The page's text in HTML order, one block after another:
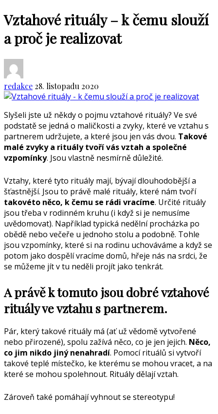
Vztahové rituály – k čemu slouží
a proč je realizovat
redakce 28. listopadu 2020
Slyšeli jste už někdy o pojmu vztahové rituály? Ve své
podstatě se jedná o maličkosti a zvyky, které ve vztahu s
partnerem udržujete, a které jsou jen vás dvou. Takové
malé zvyky a rituály tvoří vás vztah a společné
vzpomínky. Jsou vlastně nesmírně důležité.
Vztahy, které tyto rituály mají, bývají dlouhodobější a
šťastnější. Jsou to právě malé rituály, které nám tvoří
takovéto něco, k čemu se rádi vracíme. Určité rituály
jsou třeba v rodinném kruhu (i když si je nemusíme
uvědomovat). Například typická nedělní procházka po
obědě nebo večeře u jednoho stolu a podobně. Tohle
jsou vzpomínky, které si na rodinu uchováváme a když se
potom jako dospělí vracíme domů, hřeje nás na srdci, že
se můžeme jít v tu neděli projít jako tenkrát.
A právě k tomuto jsou dobré vztahové
rituály ve vztahu s partnerem.
Pár, který takové rituály má (ať už vědomě vytvořené
nebo přirozené), spolu zažívá něco, co je jen jejich. Něco,
co jim nikdo jiný nenahradí. Pomocí rituálů si vytvoří
takové teplé místečko, ke kterému se mohou vracet, a na
které se mohou spolehnout. Rituály dělají vztah.
Zároveň také pomáhají vyhnout se stereotypu!